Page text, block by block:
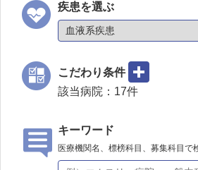
疾患を選ぶ
こだわり条件
該当病院： 17件
キーワード
医療機関名、標榜科目、募集科目で